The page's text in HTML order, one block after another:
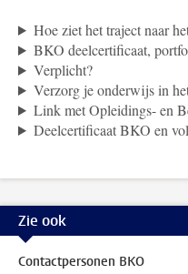
Hoe ziet het traject naar
BKO deelcertificaat,
Verplicht?
Verzorg je onderwijs in
Link met Opleidings- en
Deelcertificaat BKO en
Zie ook
Contactpersonen BKO